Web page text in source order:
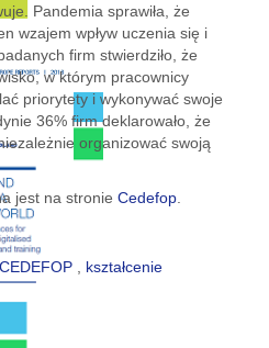
Pandemia sprawiła, że
wzajem wpływ uczenia się i
firm stwierdziło, że
w którym pracownicy
priorytety i wykonywać swoje
36% firm deklarowało, że
organizować swoją
jest na stronie Cedefop.
CEDEFOP
kształcenie